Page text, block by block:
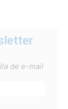
de e-mail